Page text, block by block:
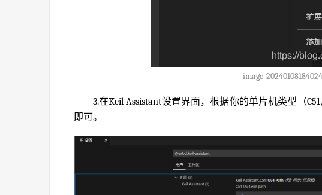
image-
3.在Keil Assistant设置界面，根据你的单片机类型（
即可。